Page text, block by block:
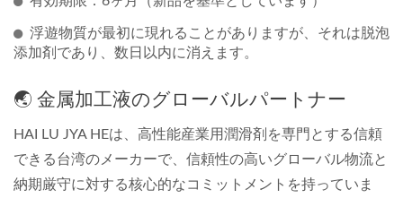
浮遊物質が最初に現れることがありますが、それは脱泡
添加剤であり、数日以内に消えます。
🌏 金属加工液のグローバルパートナー
HAI LU JYA HEは、高性能産業用潤滑剤を専門とする信頼
できる台湾のメーカーで、信頼性の高いグローバル物流と
納期厳守に対する核心的なコミットメントを持っていま